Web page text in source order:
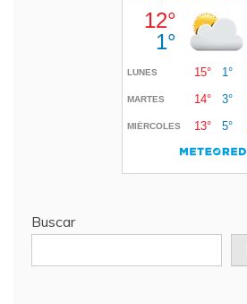
Buscar